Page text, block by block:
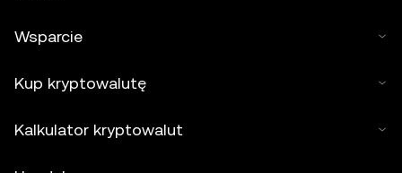
Wsparcie
Kup kryptowalutę
Kalkulator kryptowalut